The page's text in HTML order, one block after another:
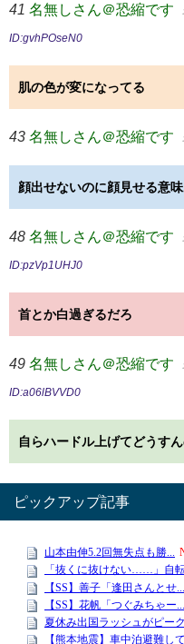
41 名無しさん＠恐縮です
ID:gvhPOseN0
肌の色が変になってる
43 名無しさん＠恐縮です
顔出せないのに顔見せる意
48 名無しさん＠恐縮です
ID:pzVp1UHJ0
首とか白過ぎるだろ
49 名無しさん＠恐縮です
ID:a06lBVVD0
自らハードル上げてどうす
ピックアップ記事